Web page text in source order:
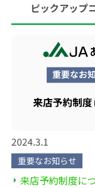
ピックアップ
2024.3.1
重要なお知らせ
来店予約制度に